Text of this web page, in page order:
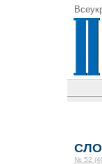
№ 52